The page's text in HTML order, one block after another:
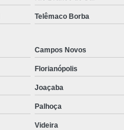
Telêmaco Borba
Campos Novos
Florianópolis
Joaçaba
Palhoça
Videira